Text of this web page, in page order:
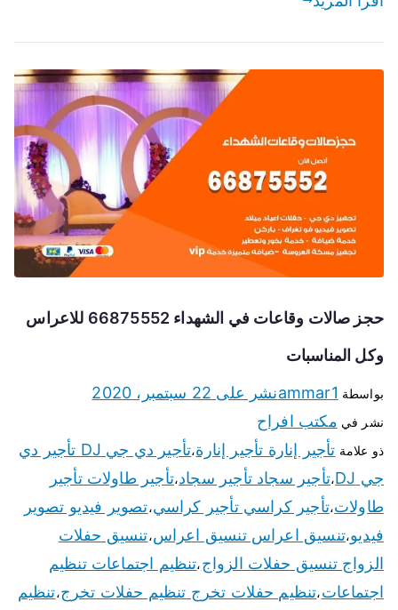
حجز صالات وقاعات في الشهداء 66875552 للاعراس
وكل المناسبات
بواسطة ammar1نشر على 22 سبتمبر، 2020
نشر في مكتب افراح
ذو علامة تأجير إنارة تأجير إنارة،
تأجير دي جي DJ تأجير دي
جي DJ
،تأجير سجاد تأجير سجاد،تأجير طاولات تأجير
طاولات،تأجير كراسي تأجير كراسي،تصوير فيديو تصوير
فيديو،تنسيق اعراس تنسيق اعراس،تنسيق حفلات
الزواج تنسيق حفلات الزواج،تنظيم اجتماعات تنظيم
اجتماعات،تنظيم حفلات تخرج تنظيم حفلات تخرج،تنظيم